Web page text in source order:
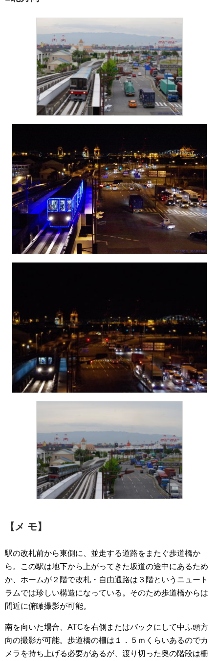
【メ モ】
駅の改札前から東側に、並走する道路をまたぐ歩道橋か
ら。この駅は地下から上がってきた坂道の途中にあるため
か、ホームが２階で改札・自由通路は３階というニュート
ラムでは珍しい構造になっている。そのため歩道橋からは
間近に俯瞰撮影が可能。
南を向いた場合、ATCを右側またはバックにして中ふ頭方
向の撮影が可能。歩道橋の柵は１．５ｍくらいあるのでカ
メラを持ち上げる必要があるが、渡り切った奥の階段は柵